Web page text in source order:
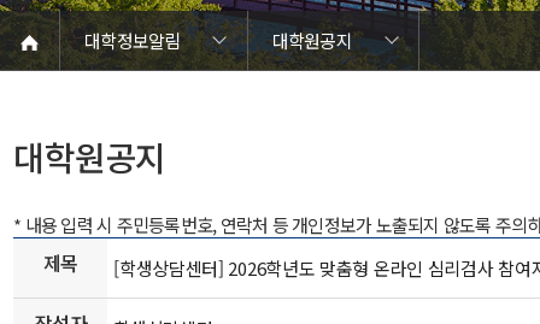
대학정보알림
대학원공지
대학정보알림
정보공개
정보서비스안내
온라인민원센터
청렴행정
갑질신고센터
유실물 센터
SEOULTECH광장
대학공지사항
학사공지
장학공지
대학원공지
취업공지
대학입찰
채용정보
공모/외부행사
등록금심의위원회
코로나바이러스19 대응안내
재정위원회
대학원공지
* 내용 입력 시 주민등록번호, 연락처 등 개인정보가 노출되지 않도록 주의
제목 [학생상담센터] 2026학년도 맞춤형 온라인 심리검사 참